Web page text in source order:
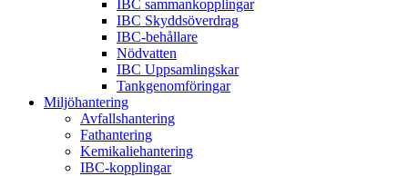
IBC sammankopplingar
IBC Skyddsöverdrag
IBC-behållare
Nödvatten
IBC Uppsamlingskar
Tankgenomföringar
Miljöhantering
Avfallshantering
Fathantering
Kemikaliehantering
IBC-kopplingar